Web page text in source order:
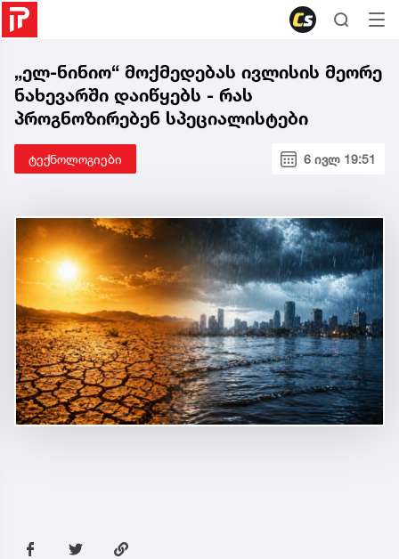
„ელ-ნინიო“ მოქმედებას ივლისის მეორე
ნახევარში დაიწყებს - რას
პროგნოზირებენ სპეციალისტები
ტექნოლოგიები 6 ივლ 19:51